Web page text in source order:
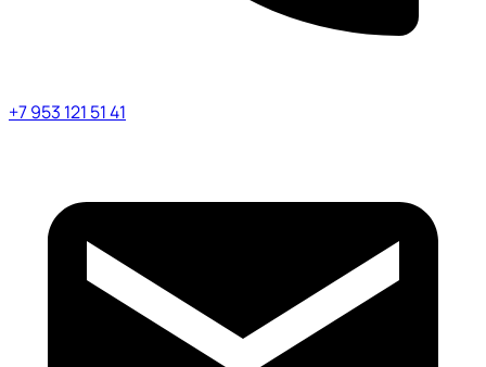
+7 953 121 51 41